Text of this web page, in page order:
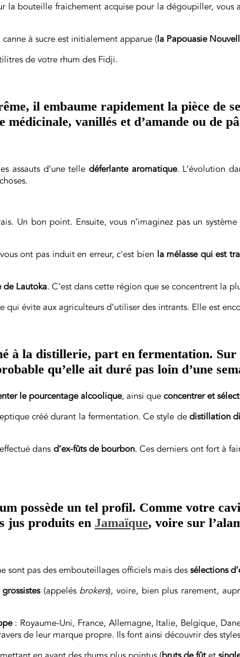
la bouteille fraichement acquise pour la dégoupiller,
à sucre est initialement apparue (la Papouasie
de votre rhum des Fidji.
il embaume rapidement la pièce
médicinale, vanillés et d’amande ou de
assauts d’une telle déferlante aromatique. L’évolution
Un bon point. Ensuite, vous n’imaginez pas un
ont pas induit en erreur, c’est bien la mélasse qui est
de Lautoka. C’est dans cette région que se concentrent la
qui évite aux agriculteurs d’utiliser des intrants. Elle est
à la distillerie, part en fermentation. Sur
qu’elle ait duré pas loin d’une
le pourcentage alcoolique, ainsi que concentrer et
créé durant la fermentation. Ce style dedistillation
dans d’ex-fûts de bourbon. Ces derniers ont fort à
possède un tel profil. Comme votre
jus produits en Jamaïque, voire sur
sont pas des embouteillages officiels mais des sélections
(appelés brokers), voire, bien plus rarement,
: Royaume-Uni, France, Allemagne, Italie, Belgique,
de leur marque propre. Ils font ainsi découvrir des